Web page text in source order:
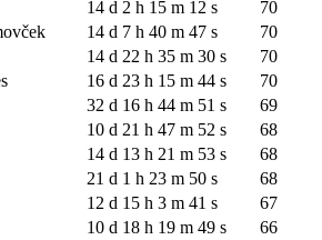
14 d 2 h 15 m 12 s
70
14 d 7 h 40 m 47 s
70
14 d 22 h 35 m 30 s
70
16 d 23 h 15 m 44 s
70
32 d 16 h 44 m 51 s
69
10 d 21 h 47 m 52 s
68
14 d 13 h 21 m 53 s
68
21 d 1 h 23 m 50 s
68
12 d 15 h 3 m 41 s
67
10 d 18 h 19 m 49 s
66